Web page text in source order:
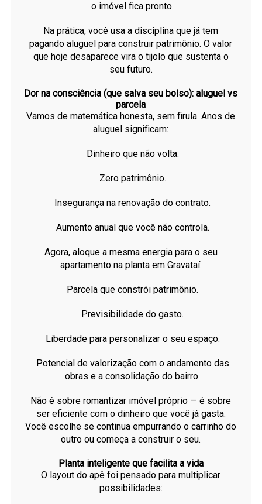
o imóvel fica pronto.
Na prática, você usa a disciplina que já tem
pagando aluguel para construir patrimônio. O valor
que hoje desaparece vira o tijolo que sustenta o
seu futuro.
Dor na consciência (que salva seu bolso): aluguel vs
parcela
Vamos de matemática honesta, sem firula. Anos de
aluguel significam:
Dinheiro que não volta.
Zero patrimônio.
Insegurança na renovação do contrato.
Aumento anual que você não controla.
Agora, aloque a mesma energia para o seu
apartamento na planta em Gravataí:
Parcela que constrói patrimônio.
Previsibilidade do gasto.
Liberdade para personalizar o seu espaço.
Potencial de valorização com o andamento das
obras e a consolidação do bairro.
Não é sobre romantizar imóvel próprio — é sobre
ser eficiente com o dinheiro que você já gasta.
Você escolhe se continua empurrando o carrinho do
outro ou começa a construir o seu.
Planta inteligente que facilita a vida
O layout do apê foi pensado para multiplicar
possibilidades: